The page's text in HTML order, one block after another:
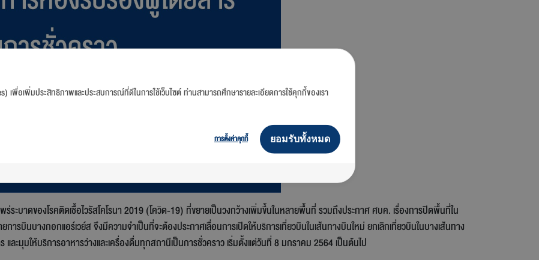
ะบาดของโรคติดเชื้อไวรัสโคโรนา 2019 (โควิด-19) ที่ขยายเป็นวงกว้างเพิ่มขึ้นในหลายพื้นที่ รวมถึงประกาศ ศบค. เรื่องการปิดพื้นที่ใน
บินบางกอกแอร์เวย์ส จึงมีความจำเป็นที่จะต้องประกาศเลื่อนการเปิดให้บริการเที่ยวบินในเส้นทางบินใหม่ ยกเลิกเที่ยวบินในบางเส้นทาง
ละมุมให้บริการอาหารว่างและเครื่องดื่มทุกสถานีเป็นการชั่วคราว เริ่มตั้งแต่วันที่ 8 มกราคม 2564 เป็นต้นไป
เพื่อเพิ่มประสิทธิภาพและประสบการณ์ที่ดีในการใช้เว็บไซต์ ท่านสามารถศึกษารายละเอียดการใช้คุกกี้ของเรา
ยอมรับทั้งหมด
การตั้งค่าคุกกี้